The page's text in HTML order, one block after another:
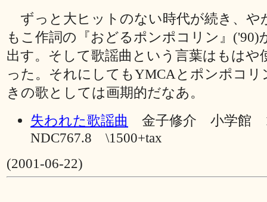
ずっと大ヒットのない時代が続き、や
もこ作詞の『おどるポンポコリン』('90)
出す。そして歌謡曲という言葉はもはや
った。それにしてもYMCAとポンポコリ
きの歌としては画期的だなあ。
失われた歌謡曲
金子修介 小学
NDC767.8 \1500+tax
(2001-06-22)